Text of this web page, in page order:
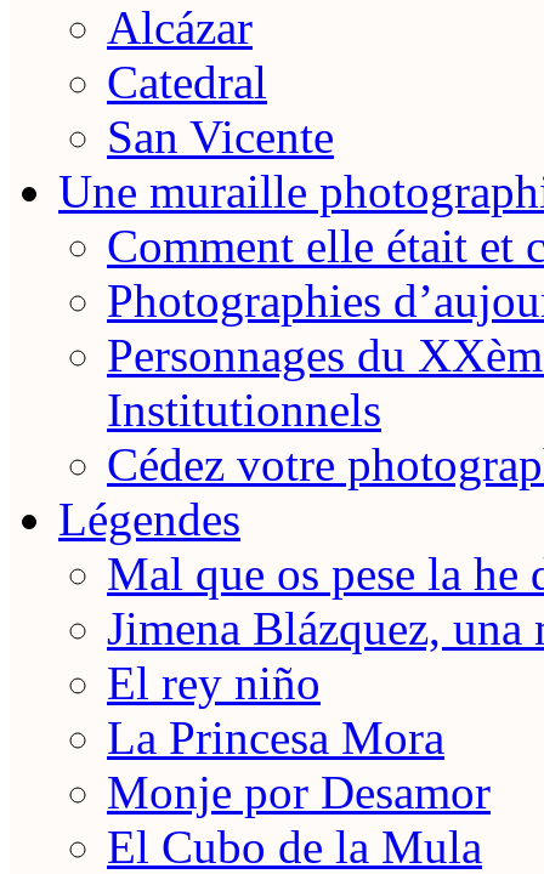
Alcázar
Catedral
San Vicente
Une muraille
Comment elle était et
Photographies
Personnages du
Institutionnels
Cédez votre
Légendes
Mal que os pese la he
Jimena Blázquez, una
El rey niño
La Princesa Mora
Monje por Desamor
El Cubo de la Mula